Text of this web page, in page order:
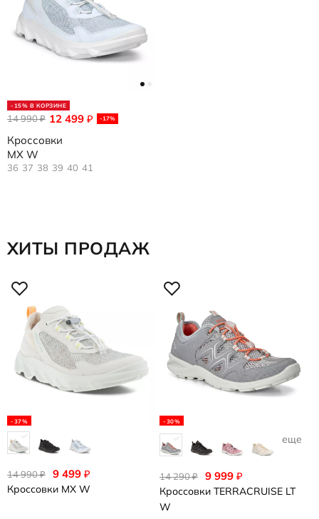
-15% В КОРЗИНЕ
12 499 ₽ -17%
14 990₽
Кроссовки
MX W
36 37 38 39 40 41
ХИТЫ ПРОДАЖ
-37%
9 499 ₽
14 990₽
Кроссовки MX W
-30%
еще 1
9 999 ₽
14 290₽
Кроссовки TERRACRUISE LT
W